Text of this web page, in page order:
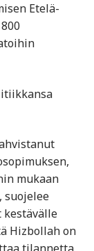
Etelä-
mukaan
suojelee
Hizbollah on